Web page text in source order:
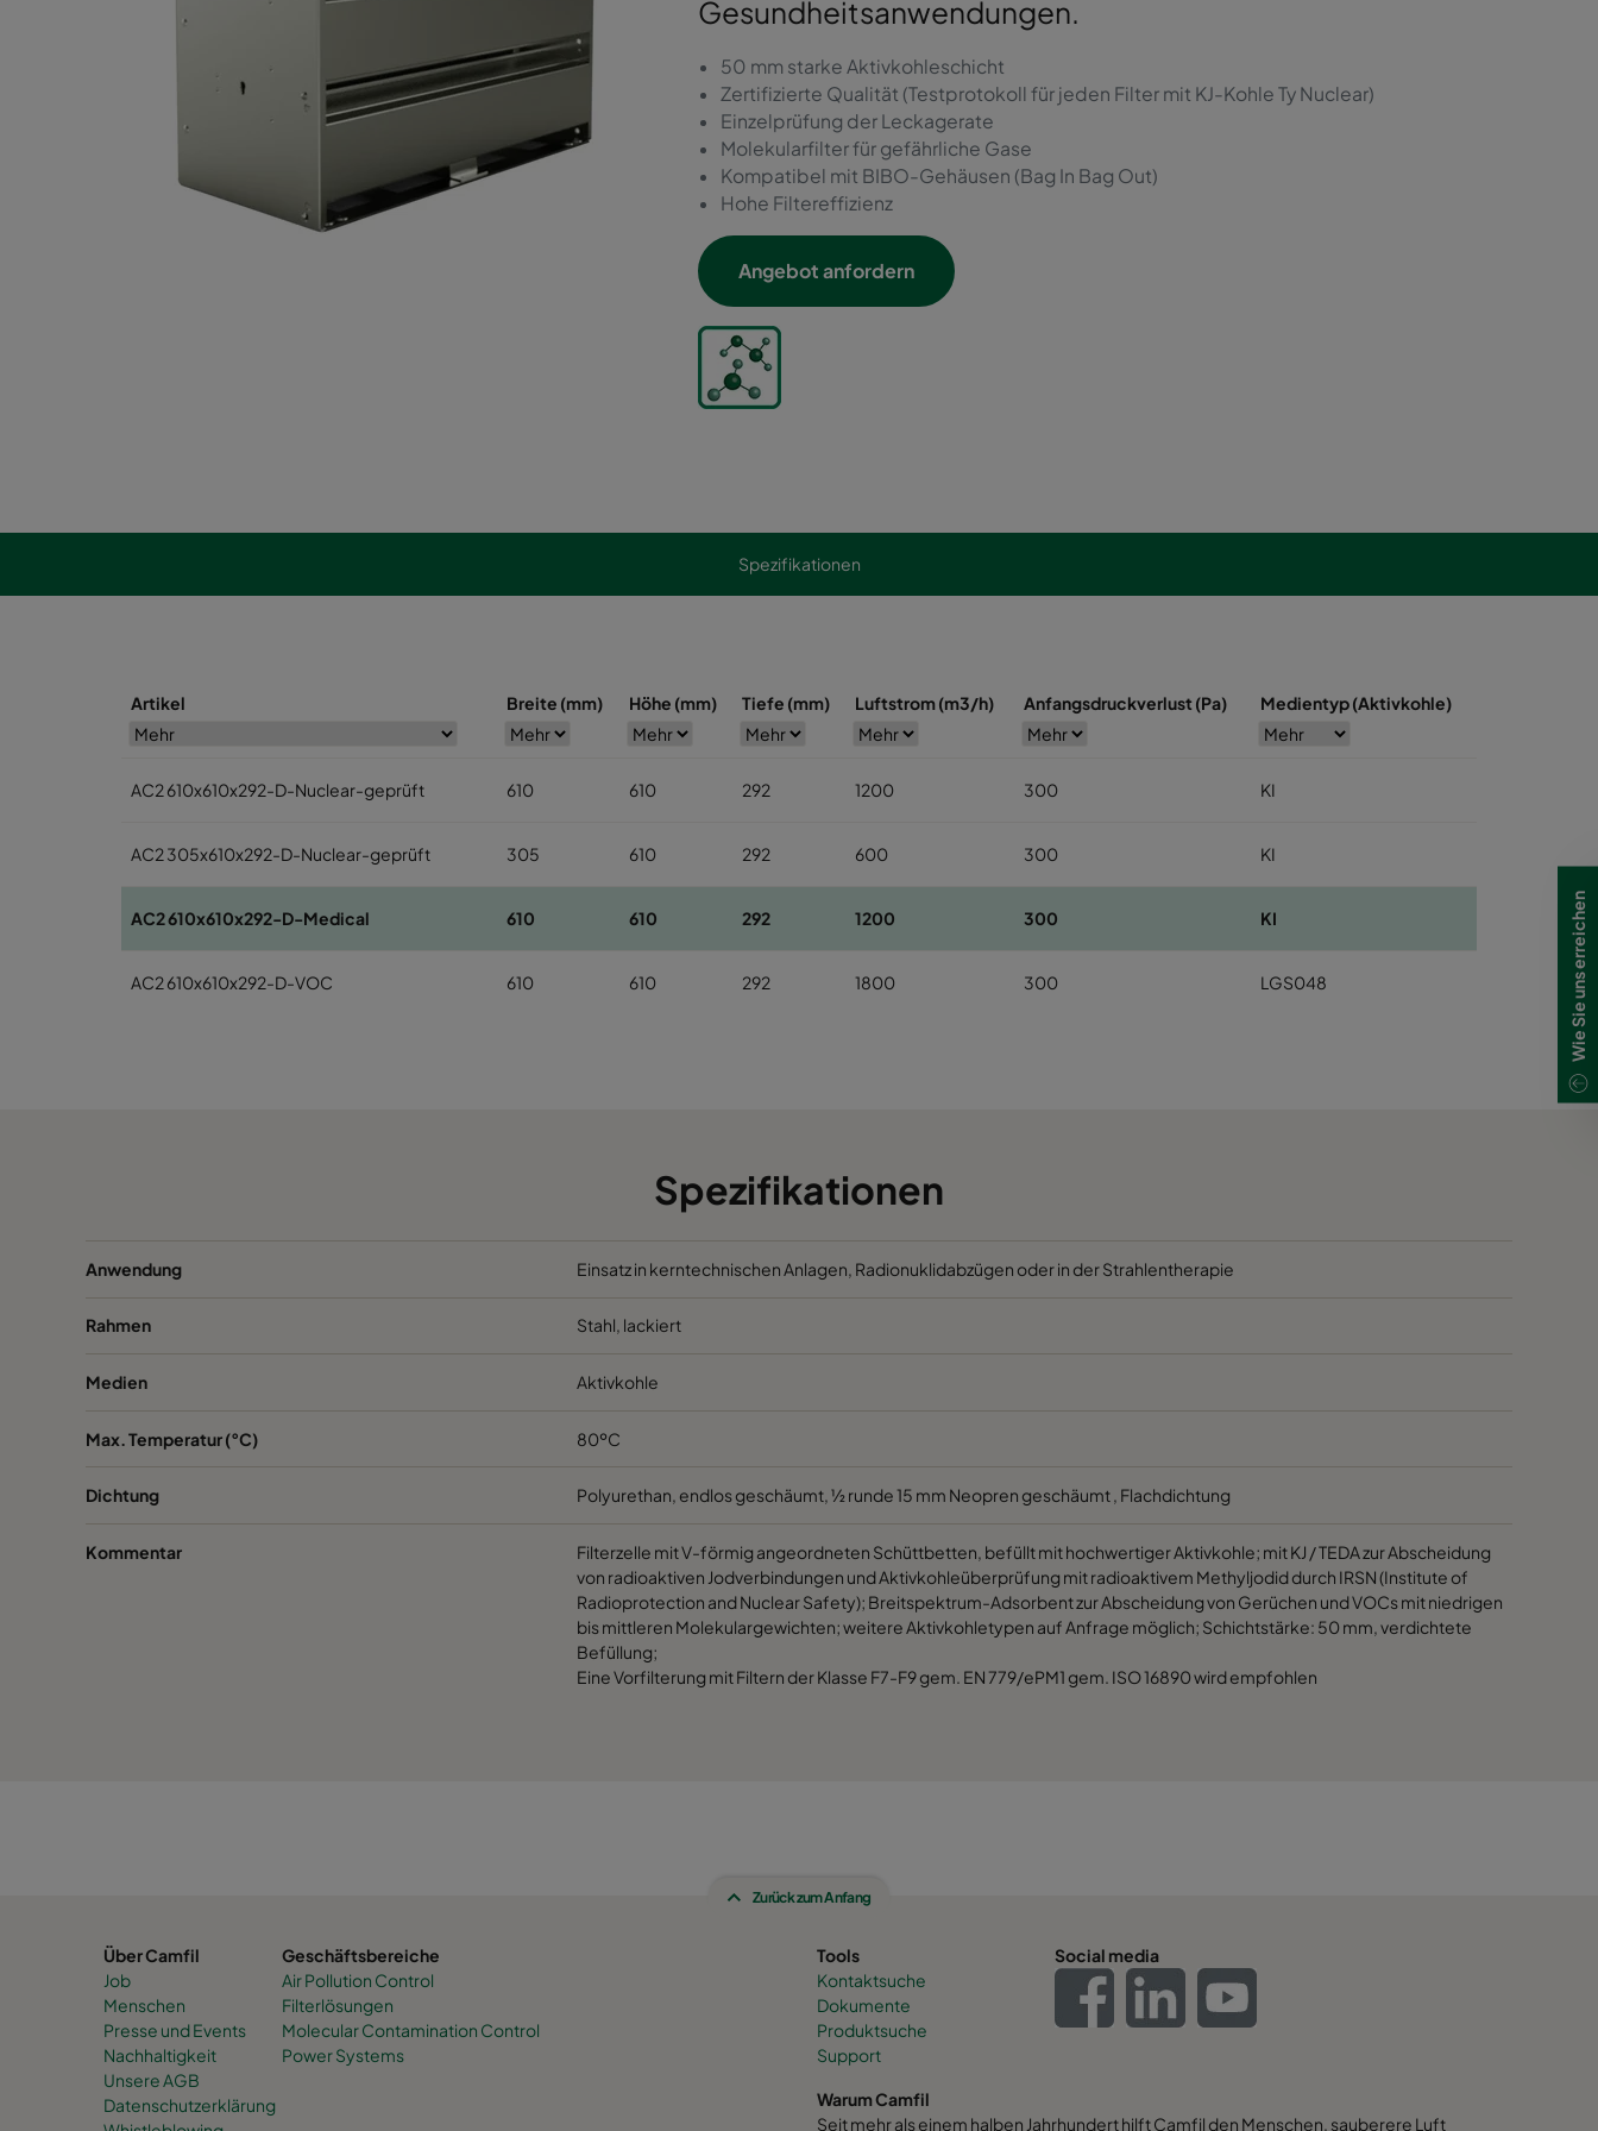
Gesundheitsanwendungen.
50 mm starke Aktivkohleschicht
Zertifizierte Qualität (Testprotokoll für jeden Filter mit KJ-Kohle Ty Nuclear)
Einzelprüfung der Leckagerate
Molekularfilter für gefährliche Gase
Kompatibel mit BIBO-Gehäusen (Bag In Bag Out)
Hohe Filtereffizienz
Angebot anfordern
Spezifikationen
Artikel Breite (mm) Höhe (mm) Tiefe (mm) Luftstrom (m3/h) Anfangsdruckverlust (Pa) Medientyp (Aktivkohle)
AC2 610x610x292-D-Nuclear-geprüft 610 610 292 1200 300 KI
AC2 305x610x292-D-Nuclear-geprüft 305 610 292 600 300 KI
AC2 610x610x292-D-Medical 610 610 292 1200 300 KI
AC2 610x610x292-D-VOC 610 610 292 1800 300 LGS048
Spezifikationen
Anwendung Einsatz in kerntechnischen Anlagen, Radionuklidabzügen oder in der Strahlentherapie
Rahmen Stahl, lackiert
Medien Aktivkohle
Max. Temperatur (°C) 80ºC
Dichtung Polyurethan, endlos geschäumt, ½ runde 15 mm Neopren geschäumt , Flachdichtung
Kommentar
Filterzelle mit V-förmig angeordneten Schüttbetten, befüllt mit hochwertiger Aktivkohle; mit KJ / TEDA zur Abscheidung
von radioaktiven Jodverbindungen und Aktivkohleüberprüfung mit radioaktivem Methyljodid durch IRSN (Institute of
Radioprotection and Nuclear Safety); Breitspektrum-Adsorbent zur Abscheidung von Gerüchen und VOCs mit niedrigen
bis mittleren Molekulargewichten; weitere Aktivkohletypen auf Anfrage möglich; Schichtstärke: 50 mm, verdichtete
Befüllung;
Eine Vorfilterung mit Filtern der Klasse F7-F9 gem. EN 779/ePM1 gem. ISO 16890 wird empfohlen
Zurück zum Anfang
Über Camfil
Job
Menschen
Presse und Events
Nachhaltigkeit
Unsere AGB
Datenschutzerklärung
Geschäftsbereiche
Air Pollution Control
Filterlösungen
Molecular Contamination Control
Power Systems
Tools
Kontaktsuche
Dokumente
Produktsuche
Support
Social media
Warum Camfil
Seit mehr als einem halben Jahrhundert hilft Camfil den Menschen, sauberere Luft
Wie Sie uns erreichen